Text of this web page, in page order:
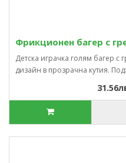
Фрикционен багер с
Детска играчка голям багер с
дизайн в прозрачна кутия.